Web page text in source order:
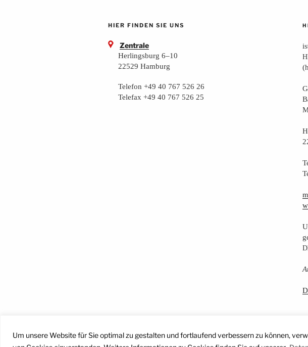
Um unsere Website für Sie optimal zu gestalten und fortlaufend verbessern zu können,
HIER FINDEN SIE UNS
Zentrale
Herlingsburg 6–10
22529 Hamburg
Telefon +49 40 767 526 26
Telefax +49 40 767 526 25
FacebookInstagramYouTubeMail